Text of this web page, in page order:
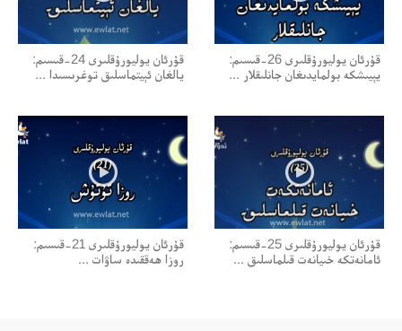
قۇرئان يوليورۇقلىرى 26-قىسىم:
يېيىشكە بولمايدىغان جانلىقلار ...
قۇرئان يوليورۇقلىرى 24-قىسىم:
يالغان ئېيتماسلىق توغرىسىدا ...
قۇرئان يوليورۇقلىرى 25-قىسىم:
ئامانەتكە خىيانەت قىلماسلىق ...
قۇرئان يوليورۇقلىرى 21-قىسىم:
روزا ھەققىدە ساۋات ...